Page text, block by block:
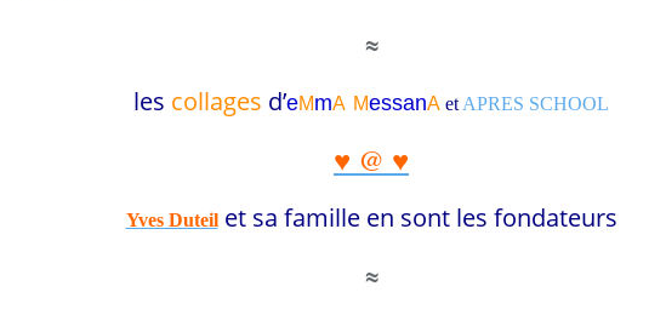
≈
les collages d’eMmA MessanA et APRES SCHOOL
♥ @ ♥
Yves Duteil et sa famille en sont les fondateurs
≈